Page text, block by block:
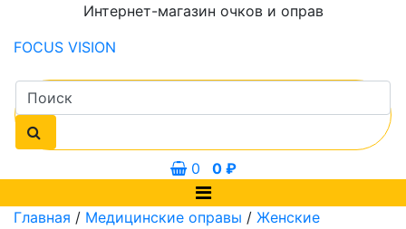
Интернет-магазин очков и оправ
FOCUS VISION
0 0 ₽
Главная / Медицинские оправы / Женские